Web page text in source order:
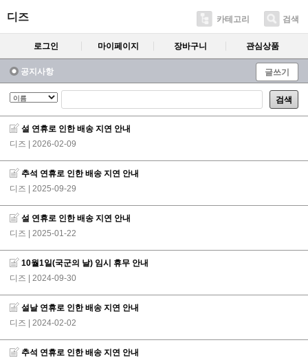
디즈 카테고리 검색
로그인 마이페이지 장바구니 관심상품
공지사항 글쓰기
검색
설 연휴로 인한 배송 지연 안내
디즈 | 2026-02-09
추석 연휴로 인한 배송 지연 안내
디즈 | 2025-09-29
설 연휴로 인한 배송 지연 안내
디즈 | 2025-01-22
10월1일(국군의 날) 임시 휴무 안내
디즈 | 2024-09-30
설날 연휴로 인한 배송 지연 안내
디즈 | 2024-02-02
추석 연휴로 인한 배송 지연 안내